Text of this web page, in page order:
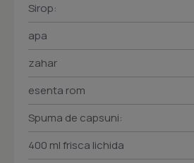
Sirop:
apa
zahar
esenta rom
Spuma de capsuni:
400 ml frisca lichida